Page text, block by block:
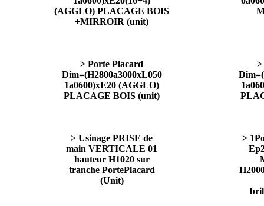
(AGGLO) PLACAGE BOIS
+MIRROIR (unit)
> Porte Placard
Dim=(H2800a3000xL050
1a0600)xE20 (AGGLO)
PLACAGE BOIS (unit)
>
> Usinage PRISE de
main VERTICALE 01
hauteur H1020 sur
tranche PortePlacard
(Unit)
>